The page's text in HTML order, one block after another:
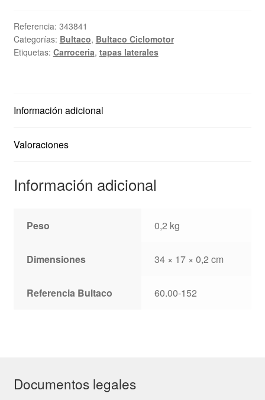
Referencia: 343841
Categorías: Bultaco, Bultaco Ciclomotor
Etiquetas: Carroceria, tapas laterales
Información adicional
Valoraciones
Información adicional
Peso 0,2 kg
Dimensiones 34 × 17 × 0,2 cm
Referencia Bultaco 60.00-152
Documentos legales